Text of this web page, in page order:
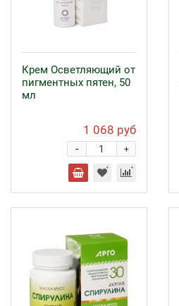
Крем Осветляющий от
пигментных пятен, 50
мл
1 068 руб
+
-